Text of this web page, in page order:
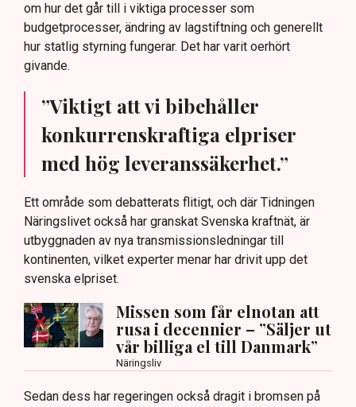
om hur det går till i viktiga processer som
budgetprocesser, ändring av lagstiftning och generellt
hur statlig styrning fungerar. Det har varit oerhört
givande.
”Viktigt att vi bibehåller
konkurrenskraftiga elpriser
med hög leveranssäkerhet.”
Ett område som debatterats flitigt, och där Tidningen
Näringslivet också har granskat Svenska kraftnät, är
utbyggnaden av nya transmissionsledningar till
kontinenten, vilket experter menar har drivit upp det
svenska elpriset.
Missen som får elnotan att
rusa i decennier – ”Säljer ut
vår billiga el till Danmark”
Näringsliv
Sedan dess har regeringen också dragit i bromsen på